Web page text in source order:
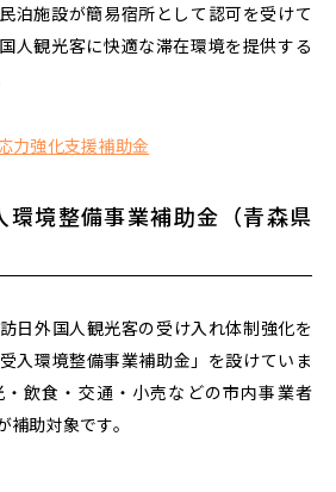
泊施設が簡易宿所として認可を受けて
人観光客に快適な滞在環境を提供する
力強化支援補助金
環境整備事業補助金（青森県
日外国人観光客の受け入れ体制強化を
入環境整備事業補助金」を設けていま
飲食・交通・小売などの市内事業者
助対象です。